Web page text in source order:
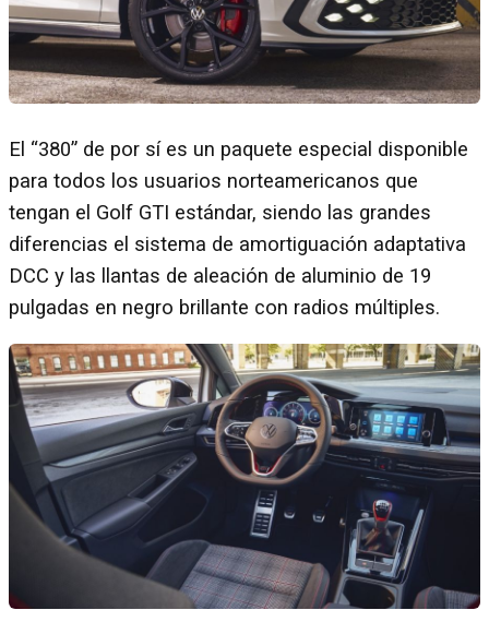
El “380” de por sí es un paquete especial disponible
para todos los usuarios norteamericanos que
tengan el Golf GTI estándar, siendo las grandes
diferencias el sistema de amortiguación adaptativa
DCC y las llantas de aleación de aluminio de 19
pulgadas en negro brillante con radios múltiples.